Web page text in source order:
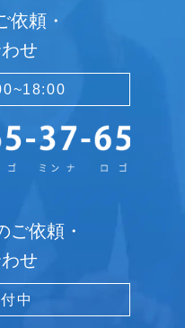
依頼・
せ
ご依頼・
せ
中